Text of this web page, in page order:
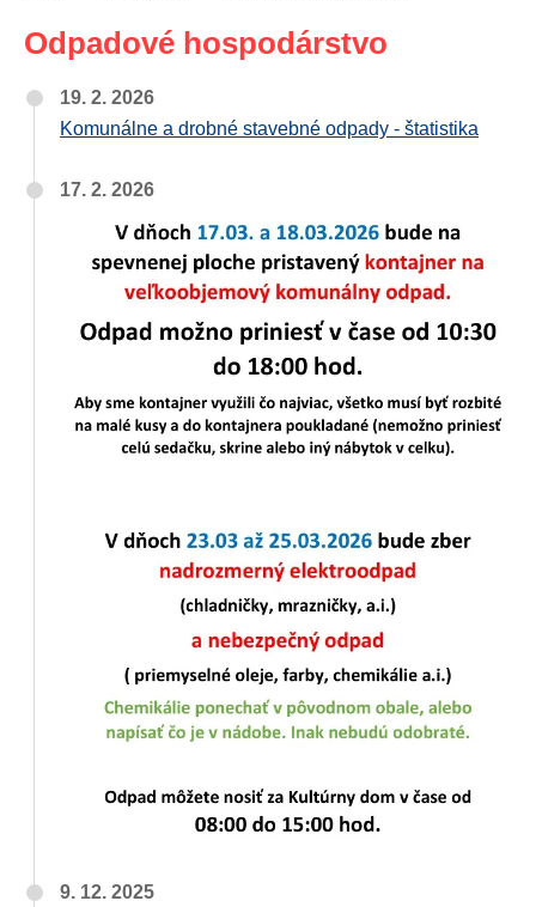
Odpadové hospodárstvo
19. 2. 2026
Komunálne a drobné stavebné odpady - štatistika
17. 2. 2026
9. 12. 2025